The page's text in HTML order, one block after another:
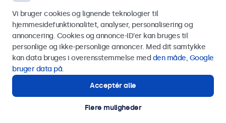
Dansk
© 2026 Beetronics
Send
Eller ring til os på
Kontakt vores specialister.
Vi bruger cookies og lignende teknologier til
hjemmesidefunktionalitet, analyser, personalisering og
annoncering. Cookies og annonce-ID’er kan bruges til
personlige og ikke-personlige annoncer. Med dit samtykke
kan data bruges i overensstemmelse med den måde, Google
bruger data på.
Acceptér alle
Flere muligheder